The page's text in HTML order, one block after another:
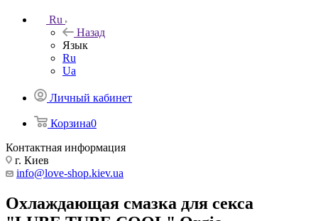
Ru
Назад
Язык
Ru
Ua
Личный кабинет
Корзина0
Контактная информация
г. Киев
info@love-shop.kiev.ua
Охлаждающая смазка для секса